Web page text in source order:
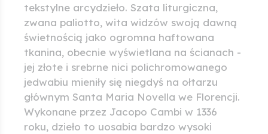
tekstylne arcydzieło. Szata liturgiczna,
zwana paliotto, wita widzów swoją dawną
świetnością jako ogromna haftowana
tkanina, obecnie wyświetlana na ścianach -
jej złote i srebrne nici polichromowanego
jedwabiu mieniły się niegdyś na ołtarzu
głównym Santa Maria Novella we Florencji.
Wykonane przez Jacopo Cambi w 1336
roku, dzieło to uosabia bardzo wysoki